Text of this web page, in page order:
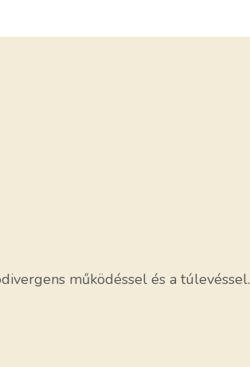
működéssel és a túlevéssel.